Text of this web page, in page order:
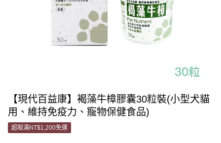
【現代百益康】褐藻牛樟膠囊30粒裝(小型犬貓
用、維持免疫力、寵物保健食品)
超取滿NT$1,200免運